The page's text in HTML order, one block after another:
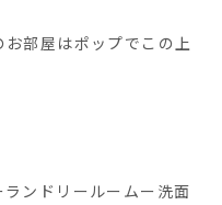
部屋はポップでこの上
ンドリールームー洗面